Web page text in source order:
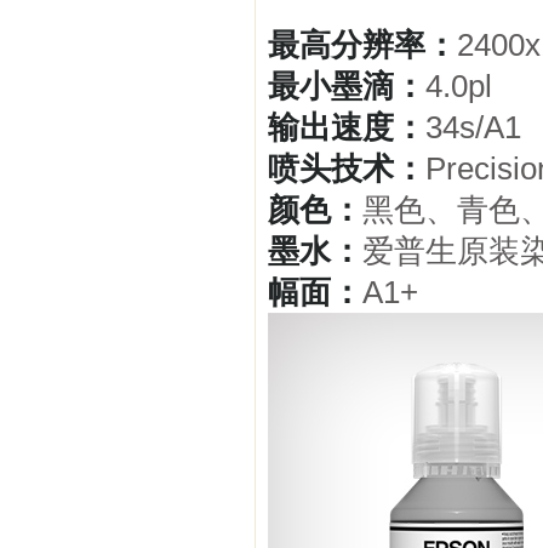
最高分辨率：
最小墨滴： 4.0pl
输出速度： 34s/A1
喷头技术：
颜色： 黑色、青色
墨水： 爱普生原装
幅面： A1+